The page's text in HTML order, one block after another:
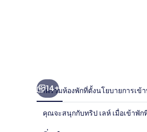
14+
ภาพรวมห้องพักที่ตั้งนโยบายการเข้
คุณจะสนุกกับทริป เลห์ เมื่อเข้าพั